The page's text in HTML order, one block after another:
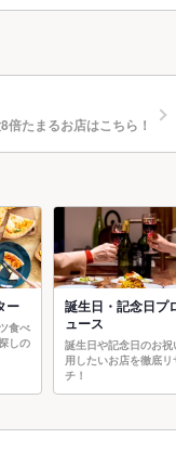
たまるお店はこちら！
ー
食べ
しの
誕生日・記念日プ
ュース
誕生日や記念日のお祝
用したいお店を徹底リ
チ！